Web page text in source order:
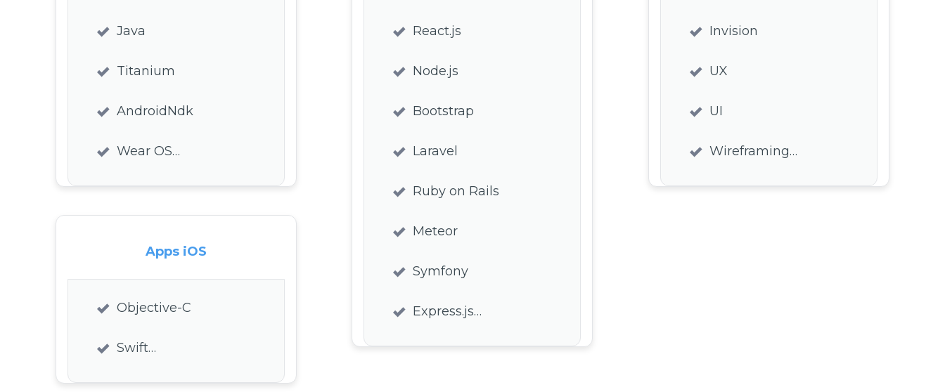
Java
Titanium
AndroidNdk
Wear OS…
Apps iOS
Objective-C
Swift…
React.js
Node.js
Bootstrap
Laravel
Ruby on Rails
Meteor
Symfony
Express.js…
Invision
UX
UI
Wireframing…